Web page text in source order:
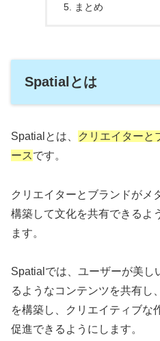
まとめ
Spatialとは
Spatialとは、
クリエイターと
ースです。
クリエイターとブランドがメ
構築して文化を共有できるよ
ます。
Spatialでは、ユーザーが美し
るようなコンテンツを共有し
を構築し、クリエイティブな
促進できるようにします。